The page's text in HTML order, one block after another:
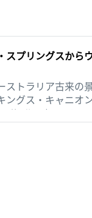
スプリングスから
ストラリア古来の
ングス・キャニオ
らオーストラリア
ましょう。
は約8分で読めます